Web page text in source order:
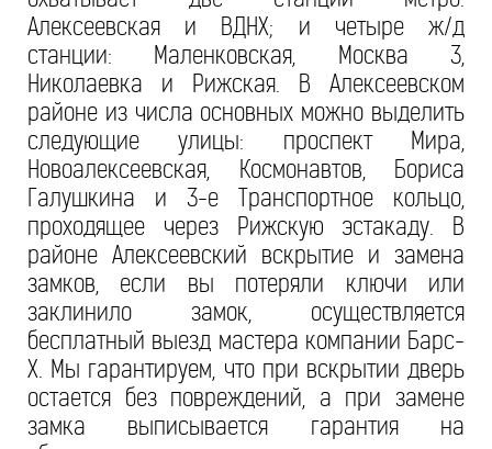
Алексеевская и ВДНХ; и четыре ж/д
станции: Маленковская, Москва 3,
Николаевка и Рижская. В Алексеевском
районе из числа основных можно выделить
следующие улицы: проспект Мира,
Новоалексеевская, Космонавтов, Бориса
Галушкина и 3-е Транспортное кольцо,
проходящее через Рижскую эстакаду. В
районе Алексеевский вскрытие и замена
замков, если вы потеряли ключи или
заклинило замок, осуществляется
бесплатный выезд мастера компании Барс-
Х. Мы гарантируем, что при вскрытии дверь
остается без повреждений, а при замене
замка выписывается гарантия на